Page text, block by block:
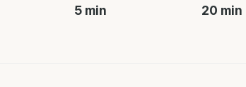
5 min 20 min